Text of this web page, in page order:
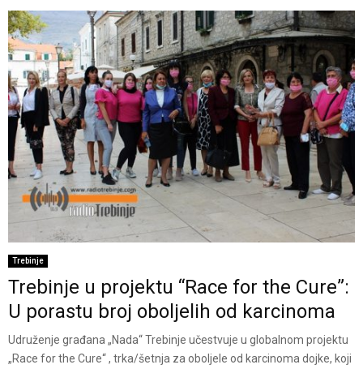
Trebinje
Trebinje u projektu “Race for the Cure”:
U porastu broj oboljelih od karcinoma
Udruženje građana „Nada“ Trebinje učestvuje u globalnom projektu
„Race for the Cure“ , trka/šetnja za oboljele od karcinoma dojke, koji